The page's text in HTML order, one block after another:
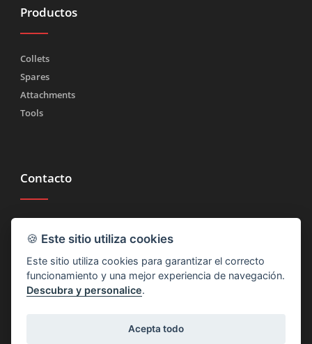
Productos
Collets
Spares
Attachments
Tools
Contacto
Fax (+39) 030 2753090
info@rtmricambi.com
🍪 Este sitio utiliza cookies
Este sitio utiliza cookies para garantizar el correcto
funcionamiento y una mejor experiencia de navegación.
Descubra y personalice.
Acepta todo